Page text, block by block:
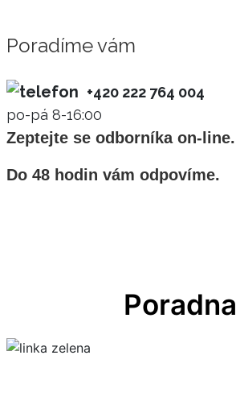
Poradíme vám
+420 222 764 004
po-pá 8-16:00
Zeptejte se odborníka on-line.
Do 48 hodin vám odpovíme.
Poradna